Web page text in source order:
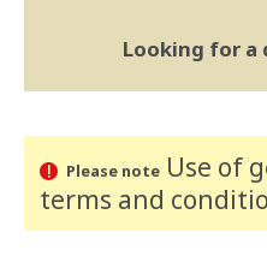
Looking for a
Please noteUse of
terms and